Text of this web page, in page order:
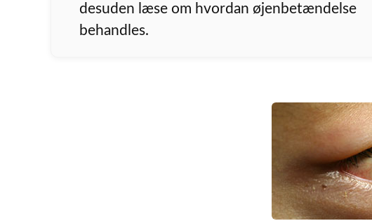
desuden læse om hvordan øjenbetændelse
behandles.